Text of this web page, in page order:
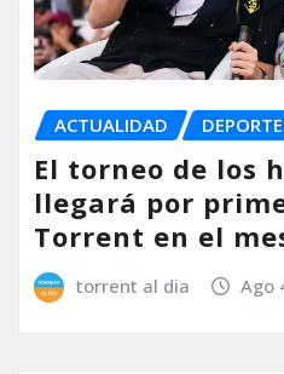
ACTUALIDAD
El torneo de los
llegará por
Torrent en el
torrent al dia Ago